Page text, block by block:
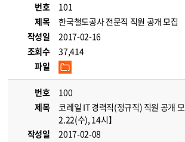
번호
101
제목
한국철도공사 전문직 직원 공개 모집
작성일
2017-02-16
조회수
37,414
파일
번호
100
제목
코레일 IT 경력직(정규직) 직원 공개
2.22(수), 14시】
작성일
2017-02-08